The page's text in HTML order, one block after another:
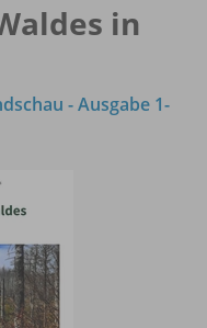
in
- Ausgabe 1-